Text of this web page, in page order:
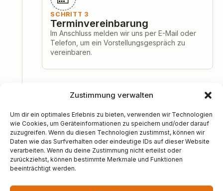
Zustimmung verwalten
Um dir ein optimales Erlebnis zu bieten, verwenden wir Technologien
wie Cookies, um Geräteinformationen zu speichern und/oder darauf
zuzugreifen. Wenn du diesen Technologien zustimmst, können wir
Daten wie das Surfverhalten oder eindeutige IDs auf dieser Website
verarbeiten. Wenn du deine Zustimmung nicht erteilst oder
zurückziehst, können bestimmte Merkmale und Funktionen
beeinträchtigt werden.
SCHRITT 3
Terminvereinbarung
Im Anschluss melden wir uns per E-Mail oder
Telefon, um ein Vorstellungsgespräch zu
vereinbaren.
SCHRITT 4
Vorstellungsgespräch
Persönliches Gespräch in unserem Standort in
Raiffeisenstraße 42, 53347 Alfter.